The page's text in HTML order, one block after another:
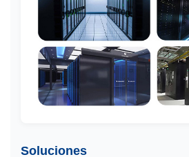
Soluciones